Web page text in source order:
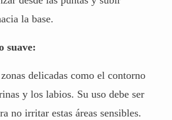
la base.
suave:
delicadas como el contorno
y los labios. Su uso debe ser
no irritar estas áreas sensibles.